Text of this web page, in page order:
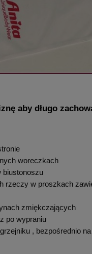
aby długo
woreczkach
biustonoszu
rzeczy w proszkach
zmiękczających
po wypraniu
, bezpośrednio